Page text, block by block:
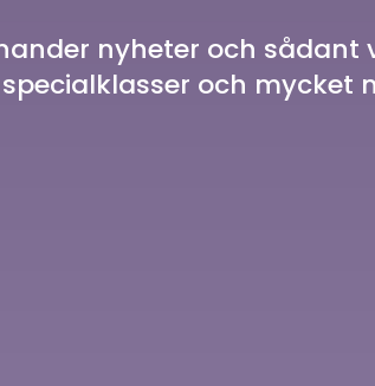
nyheter och sådant
och mycket